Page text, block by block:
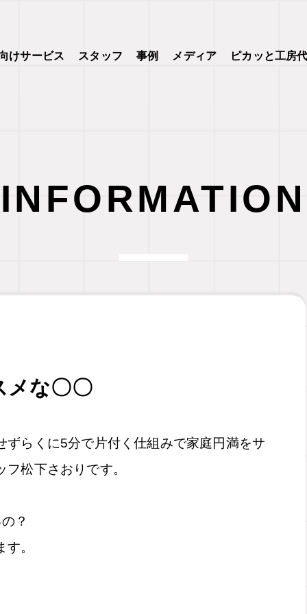
けサービス スタッフ 事例 メディア ピカッと工房
INFORMATION
メな〇〇
ずらくに5分で片付く仕組みで家庭円満をサ
松下さおりです。
？
。